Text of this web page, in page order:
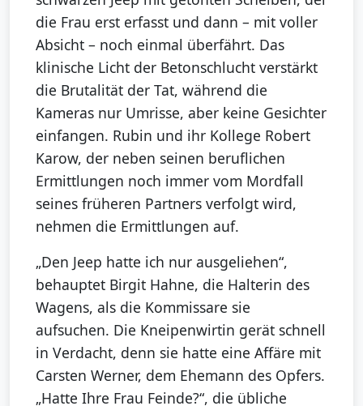
die Frau erst erfasst und dann – mit voller
Absicht – noch einmal überfährt. Das
klinische Licht der Betonschlucht verstärkt
die Brutalität der Tat, während die
Kameras nur Umrisse, aber keine Gesichter
einfangen. Rubin und ihr Kollege Robert
Karow, der neben seinen beruflichen
Ermittlungen noch immer vom Mordfall
seines früheren Partners verfolgt wird,
nehmen die Ermittlungen auf.
„Den Jeep hatte ich nur ausgeliehen“,
behauptet Birgit Hahne, die Halterin des
Wagens, als die Kommissare sie
aufsuchen. Die Kneipenwirtin gerät schnell
in Verdacht, denn sie hatte eine Affäre mit
Carsten Werner, dem Ehemann des Opfers.
„Hatte Ihre Frau Feinde?“, die übliche